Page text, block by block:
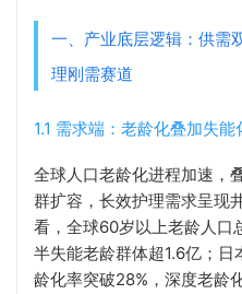
一、产业底层逻辑：供需
理刚需赛道
1.1 需求端：老龄化叠加失
全球人口老龄化进程加速，
群扩容，长效护理需求呈现
看，全球60岁以上老龄人口
半失能老龄群体超1.6亿；
龄化率突破28%，深度老龄